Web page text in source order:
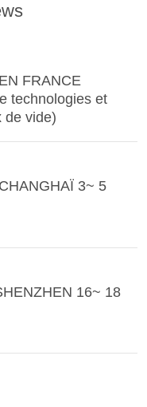
FRANCE
technologies et
de vide)
3~ 5
16~ 18